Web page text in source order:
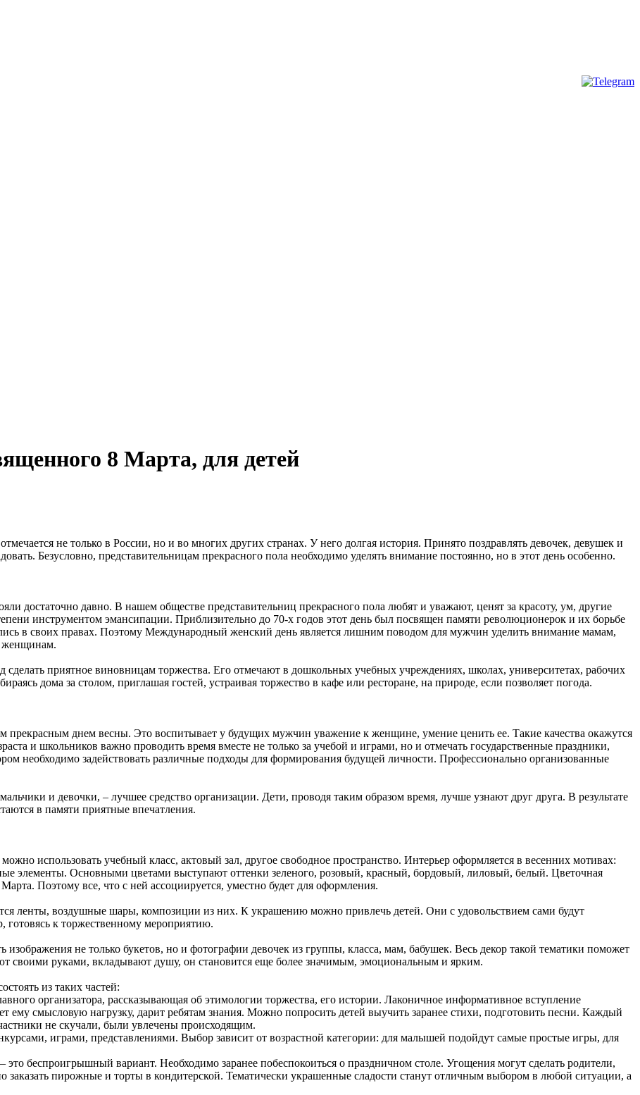
8 Марта, для детей
не только в России, но и во многих других странах. У него долгая история. Принято поздравлять девочек, девушек и
Безусловно, представительницам прекрасного пола необходимо уделять внимание постоянно, но в этот день особенно.
достаточно давно. В нашем обществе представительниц прекрасного пола любят и уважают, ценят за красоту, ум, другие
инструментом эмансипации. Приблизительно до 70-х годов этот день был посвящен памяти революционерок и их борьбе
в своих правах. Поэтому Международный женский день является лишним поводом для мужчин уделить внимание мамам,
женщинам.
сделать приятное виновницам торжества. Его отмечают в дошкольных учебных учреждениях, школах, университетах, рабочих
дома за столом, приглашая гостей, устраивая торжество в кафе или ресторане, на природе, если позволяет погода.
прекрасным днем весны. Это воспитывает у будущих мужчин уважение к женщине, умение ценить ее. Такие качества окажутся
и школьников важно проводить время вместе не только за учебой и играми, но и отмечать государственные праздники,
необходимо задействовать различные подходы для формирования будущей личности. Профессионально организованные
и девочки, – лучшее средство организации. Дети, проводя таким образом время, лучше узнают друг друга. В результате
в памяти приятные впечатления.
использовать учебный класс, актовый зал, другое свободное пространство. Интерьер оформляется в весенних мотивах:
элементы. Основными цветами выступают оттенки зеленого, розовый, красный, бордовый, лиловый, белый. Цветочная
Поэтому все, что с ней ассоциируется, уместно будет для оформления.
ленты, воздушные шары, композиции из них. К украшению можно привлечь детей. Они с удовольствием сами будут
готовясь к торжественному мероприятию.
не только букетов, но и фотографии девочек из группы, класса, мам, бабушек. Весь декор такой тематики поможет
своими руками, вкладывают душу, он становится еще более значимым, эмоциональным и ярким.
из таких частей:
организатора, рассказывающая об этимологии торжества, его истории. Лаконичное информативное вступление
ему смысловую нагрузку, дарит ребятам знания. Можно попросить детей выучить заранее стихи, подготовить песни. Каждый
не скучали, были увлечены происходящим.
играми, представлениями. Выбор зависит от возрастной категории: для малышей подойдут самые простые игры, для
беспроигрышный вариант. Необходимо заранее побеспокоиться о праздничном столе. Угощения могут сделать родители,
заказать пирожные и торты в кондитерской. Тематически украшенные сладости станут отличным выбором в любой ситуации, а